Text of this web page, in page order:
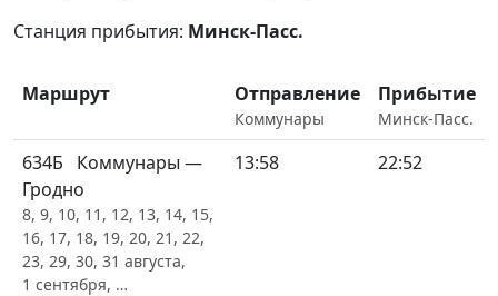
Станция прибытия: Минск-Пасс.
Маршрут Отправление
Коммунары
Прибытие
Минск-Пасс.
634Б
Коммунары —
Гродно
8, 9, 10, 11, 12, 13, 14, 15,
16, 17, 18, 19, 20, 21, 22,
23, 29, 30, 31 августа,
1 сентября, …
13:58 22:52
Документы для ЗАГСа